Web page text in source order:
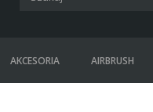
AKCESORIA AIRBRUSH